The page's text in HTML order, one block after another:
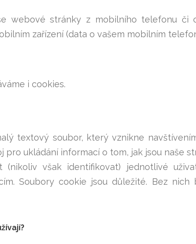
webové stránky z mobilního telefonu či
zařízení (data o vašem mobilním
i cookies.
textový soubor, který vznikne
pro ukládání informací o tom, jak jsou naše
(nikoliv však identifikovat) jednotlivé
Soubory cookie jsou důležité. Bez